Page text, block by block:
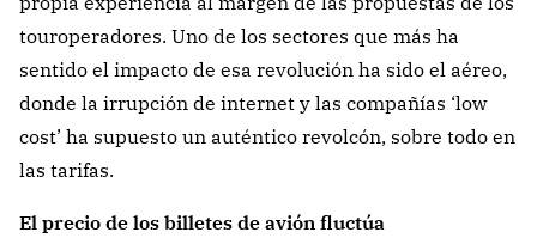
touroperadores. Uno de los sectores que más ha
sentido el impacto de esa revolución ha sido el aéreo,
donde la irrupción de internet y las compañías ‘low
cost’ ha supuesto un auténtico revolcón, sobre todo en
las tarifas.
El precio de los billetes de avión fluctúa